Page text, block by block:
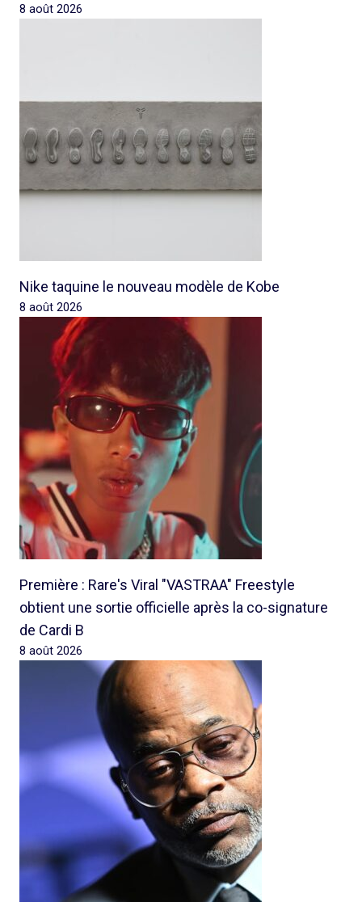
8 août 2026
Nike taquine le nouveau modèle de Kobe
8 août 2026
Première : Rare's Viral "VASTRAA" Freestyle
obtient une sortie officielle après la co-signature
de Cardi B
8 août 2026